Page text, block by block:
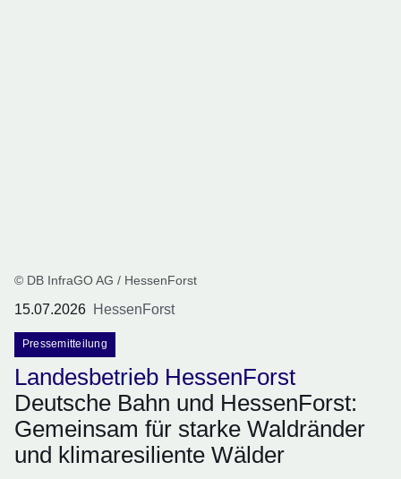
© DB InfraGO AG / HessenForst
15.07.2026 HessenForst
Pressemitteilung
Landesbetrieb HessenForst
Deutsche Bahn und HessenForst:
Gemeinsam für starke Waldränder
und klimaresiliente Wälder